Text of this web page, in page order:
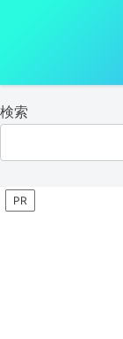
検索
PR